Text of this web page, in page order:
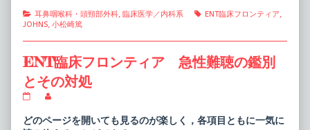
Categories
耳鼻咽喉科・頭頸部外科, 臨床医学／内科系 Tags
ENT臨床フロンティア,
JOHNS, 小松崎篤
ENT臨床フロンティア 急性難聴の鑑別
とその対処
ENT
床
フ
posts
どのページを開いても見るのが楽しく，各項目ともに一気に